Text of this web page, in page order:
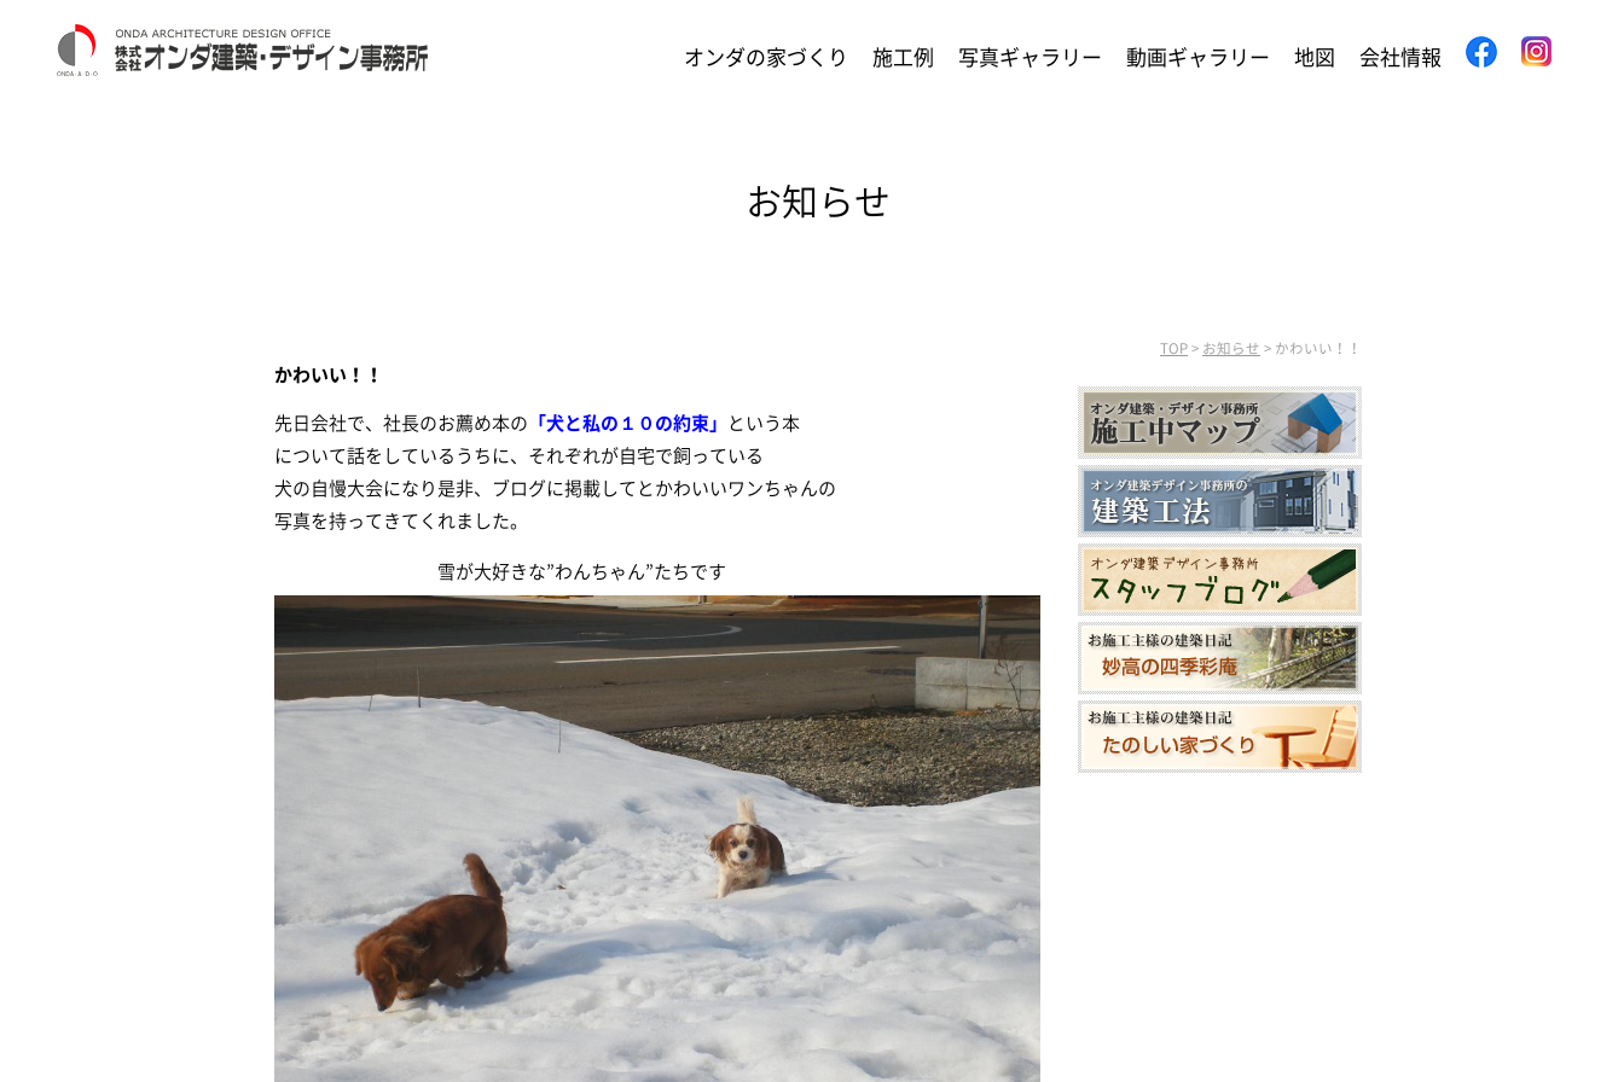
オンダの家づくり 施工例 写真ギャラリー 動画ギャラリー 地図 会社情報
お知らせ
TOP > お知らせ > かわいい！！
かわいい！！
先日会社で、社長のお薦め本の 「犬と私の１０の約束」
という本
について話をしているうちに、それぞれが自宅で飼っている
犬の自慢大会になり是非、ブログに掲載してとかわいいワンちゃんの
写真を持ってきてくれました。
雪が大好きな”わんちゃん”たちです